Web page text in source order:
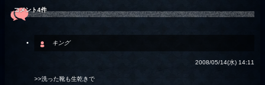
コメント4件
キング
2008/05/14(水) 14:11
>>洗った靴も生乾きで